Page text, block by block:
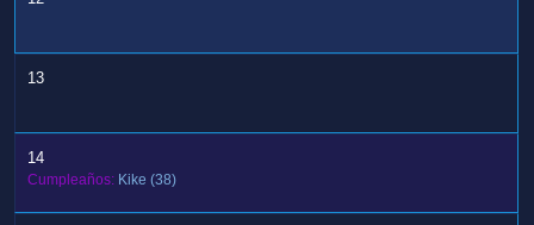
13
14
Cumpleaños: Kike (38)